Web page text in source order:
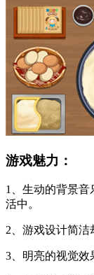
游戏魅力：
1、生动的背景
活中。
2、游戏设计简洁
3、明亮的视觉效